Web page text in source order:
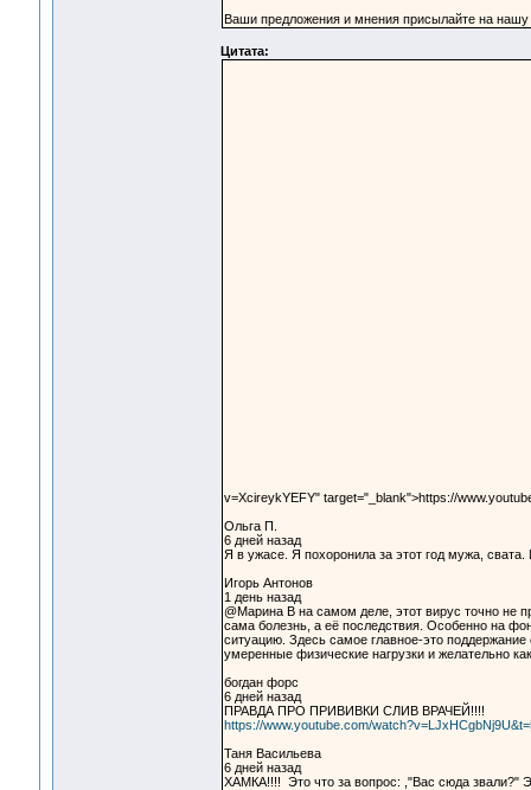
Ваши предложения и мнения присылайте на
Цитата:
v=XcireykYEFY" target="_blank">https://
Ольга П.
6 дней назад
Я в ужасе. Я похоронила за этот год мужа,
Игорь Антонов
1 день назад
@Марина В на самом деле, этот вирус точно не
сама болезнь, а её последствия. Особенно на
ситуацию. Здесь самое главное-это
умеренные физические нагрузки и желательно
богдан форс
6 дней назад
ПРАВДА ПРО ПРИВИВКИ СЛИВ ВРАЧЕЙ!!!!
https://www.youtube.com/
Таня Васильева
6 дней назад
ХАМКА!!!! Это что за вопрос: ,"Вас сюда